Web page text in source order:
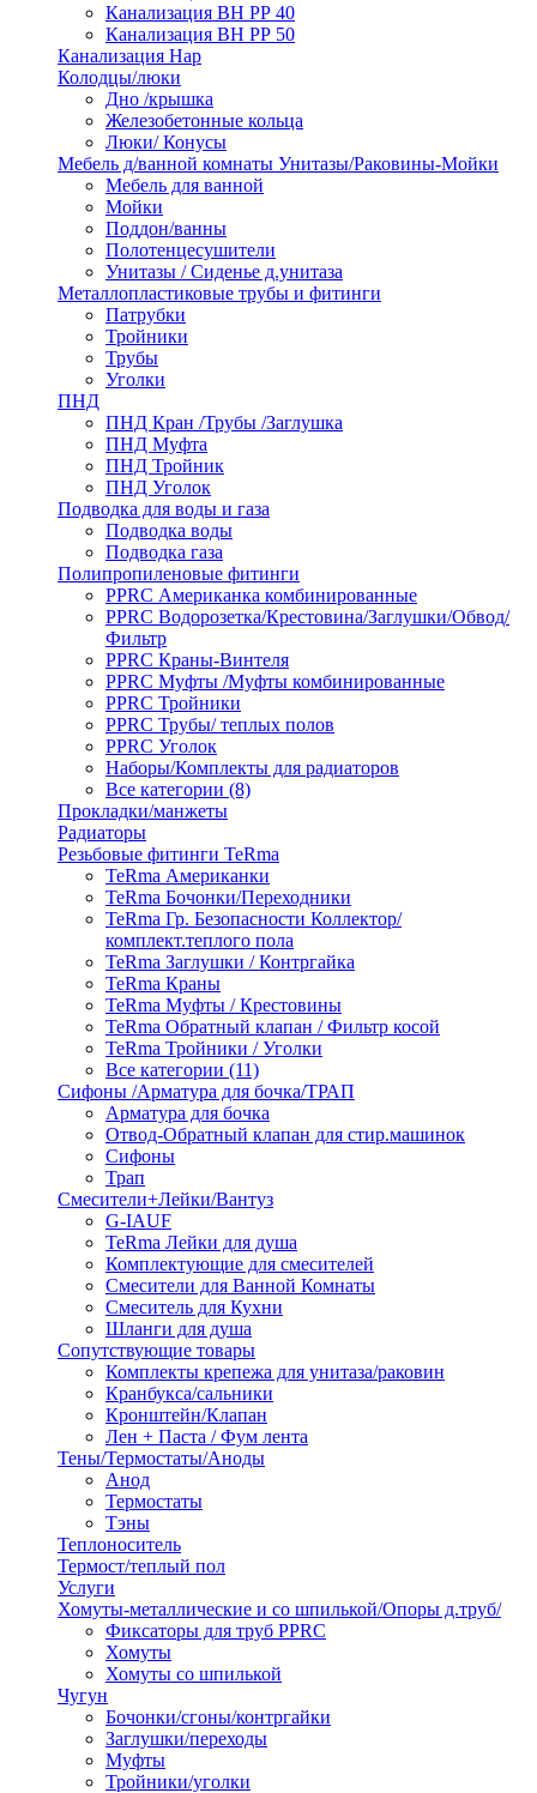
Канализация ВН РР 40
Канализация ВН РР 50
Канализация Нар
Колодцы/люки
Дно /крышка
Железобетонные кольца
Люки/ Конусы
Мебель д/ванной комнаты Унитазы/Раковины-Мойки
Мебель для ванной
Мойки
Поддон/ванны
Полотенцесушители
Унитазы / Сиденье д.унитаза
Металлопластиковые трубы и фитинги
Патрубки
Тройники
Трубы
Уголки
ПНД
ПНД Кран /Трубы /Заглушка
ПНД Муфта
ПНД Тройник
ПНД Уголок
Подводка для воды и газа
Подводка воды
Подводка газа
Полипропиленовые фитинги
PPRC Американка комбинированные
PPRC Водорозетка/Крестовина/Заглушки/Обвод/
Фильтр
PPRC Краны-Винтеля
PPRC Муфты /Муфты комбинированные
PPRC Тройники
PPRC Трубы/ теплых полов
PPRC Уголок
Наборы/Комплекты для радиаторов
Все категории (8)
Прокладки/манжеты
Радиаторы
Резьбовые фитинги TeRma
TeRma Американки
TeRma Бочонки/Переходники
TeRma Гр. Безопасности Коллектор/
комплект.теплого пола
TeRma Заглушки / Контргайка
TeRma Краны
TeRma Муфты / Крестовины
TeRma Обратный клапан / Фильтр косой
TeRma Тройники / Уголки
Все категории (11)
Сифоны /Арматура для бочка/ТРАП
Арматура для бочка
Отвод-Обратный клапан для стир.машинок
Сифоны
Трап
Смесители+Лейки/Вантуз
G-IAUF
TeRma Лейки для душа
Комплектующие для смесителей
Смесители для Ванной Комнаты
Смеситель для Кухни
Шланги для душа
Сопутствующие товары
Комплекты крепежа для унитаза/раковин
Кранбукса/сальники
Кронштейн/Клапан
Лен + Паста / Фум лента
Тены/Термостаты/Аноды
Анод
Термостаты
Тэны
Теплоноситель
Термост/теплый пол
Услуги
Хомуты-металлические и со шпилькой/Опоры д.труб/
Фиксаторы для труб PPRC
Хомуты
Хомуты со шпилькой
Чугун
Бочонки/сгоны/контргайки
Заглушки/переходы
Муфты
Тройники/уголки